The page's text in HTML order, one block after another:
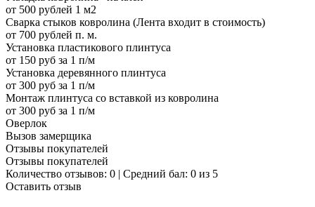
от 500 рублей 1 м2
Сварка стыков ковролина (Лента входит в стоимость)
от 700 рублей п. м.
Установка пластикового плинтуса
от 150 руб за 1 п/м
Установка деревянного плинтуса
от 300 руб за 1 п/м
Монтаж плинтуса со вставкой из ковролина
от 300 руб за 1 п/м
Оверлок
Вызов замерщика
Отзывы покупателей
Отзывы покупателей
Количество отзывов: 0 | Средний бал: 0 из 5
Оставить отзыв